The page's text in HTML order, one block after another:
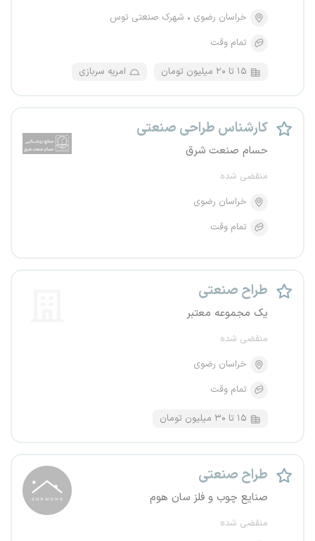
خراسان رضوی
شهرک صنعتی توس
تمام وقت
۱۵ تا ۲۰ میلیون تومان امریه سربازی
کارشناس طراحی صنعتی
حسام صنعت شرق
منقضی شده
خراسان رضوی
تمام وقت
طراح صنعتی
یک مجموعه معتبر
منقضی شده
خراسان رضوی
تمام وقت
۱۵ تا ۳۰ میلیون تومان
طراح صنعتی
صنایع چوب و فلز سان هوم
منقضی شده